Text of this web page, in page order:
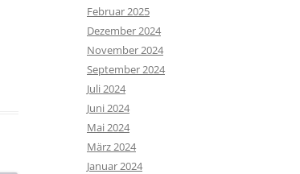
Februar 2025
Dezember 2024
November 2024
September 2024
Juli 2024
Juni 2024
Mai 2024
März 2024
Januar 2024